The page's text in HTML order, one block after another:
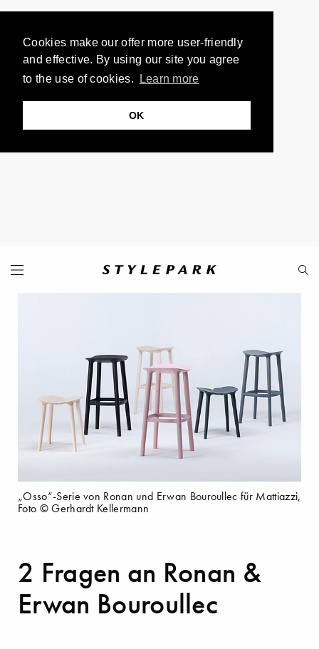
Cookies make our offer more user-friendly
and effective. By using our site you agree
to the use of cookies.
Learn more
OK
2 Fragen an Ronan &
Erwan Bouroullec
„Osso“-Serie von Ronan und Erwan Bouroullec für Mattiazzi,
Foto © Gerhardt Kellermann